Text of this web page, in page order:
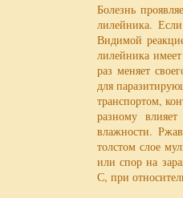
Болезнь
лилейника.
Видимой
лилейника
раз меняет
для
транспортом,
разному
влажности.
толстом слое
или спор на
С, при